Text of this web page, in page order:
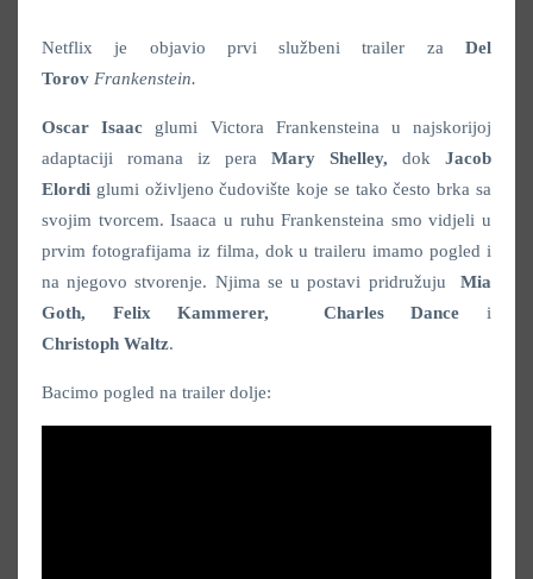
Netflix je objavio prvi službeni trailer za Del
Torov Frankenstein.
Oscar Isaac glumi Victora Frankensteina u najskorijoj
adaptaciji romana iz pera Mary Shelley, dok Jacob
Elordi glumi oživljeno čudovište koje se tako često brka sa
svojim tvorcem. Isaaca u ruhu Frankensteina smo vidjeli u
prvim fotografijama iz filma, dok u traileru imamo pogled i
na njegovo stvorenje. Njima se u postavi pridružuju
Mia
Goth, Felix Kammerer, Charles Dance i
Christoph Waltz.
Bacimo pogled na trailer dolje: